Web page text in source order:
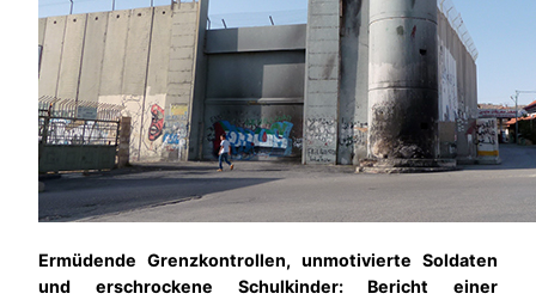
Ermüdende Grenzkontrollen, unmotivierte Soldaten
und erschrockene Schulkinder: Bericht einer